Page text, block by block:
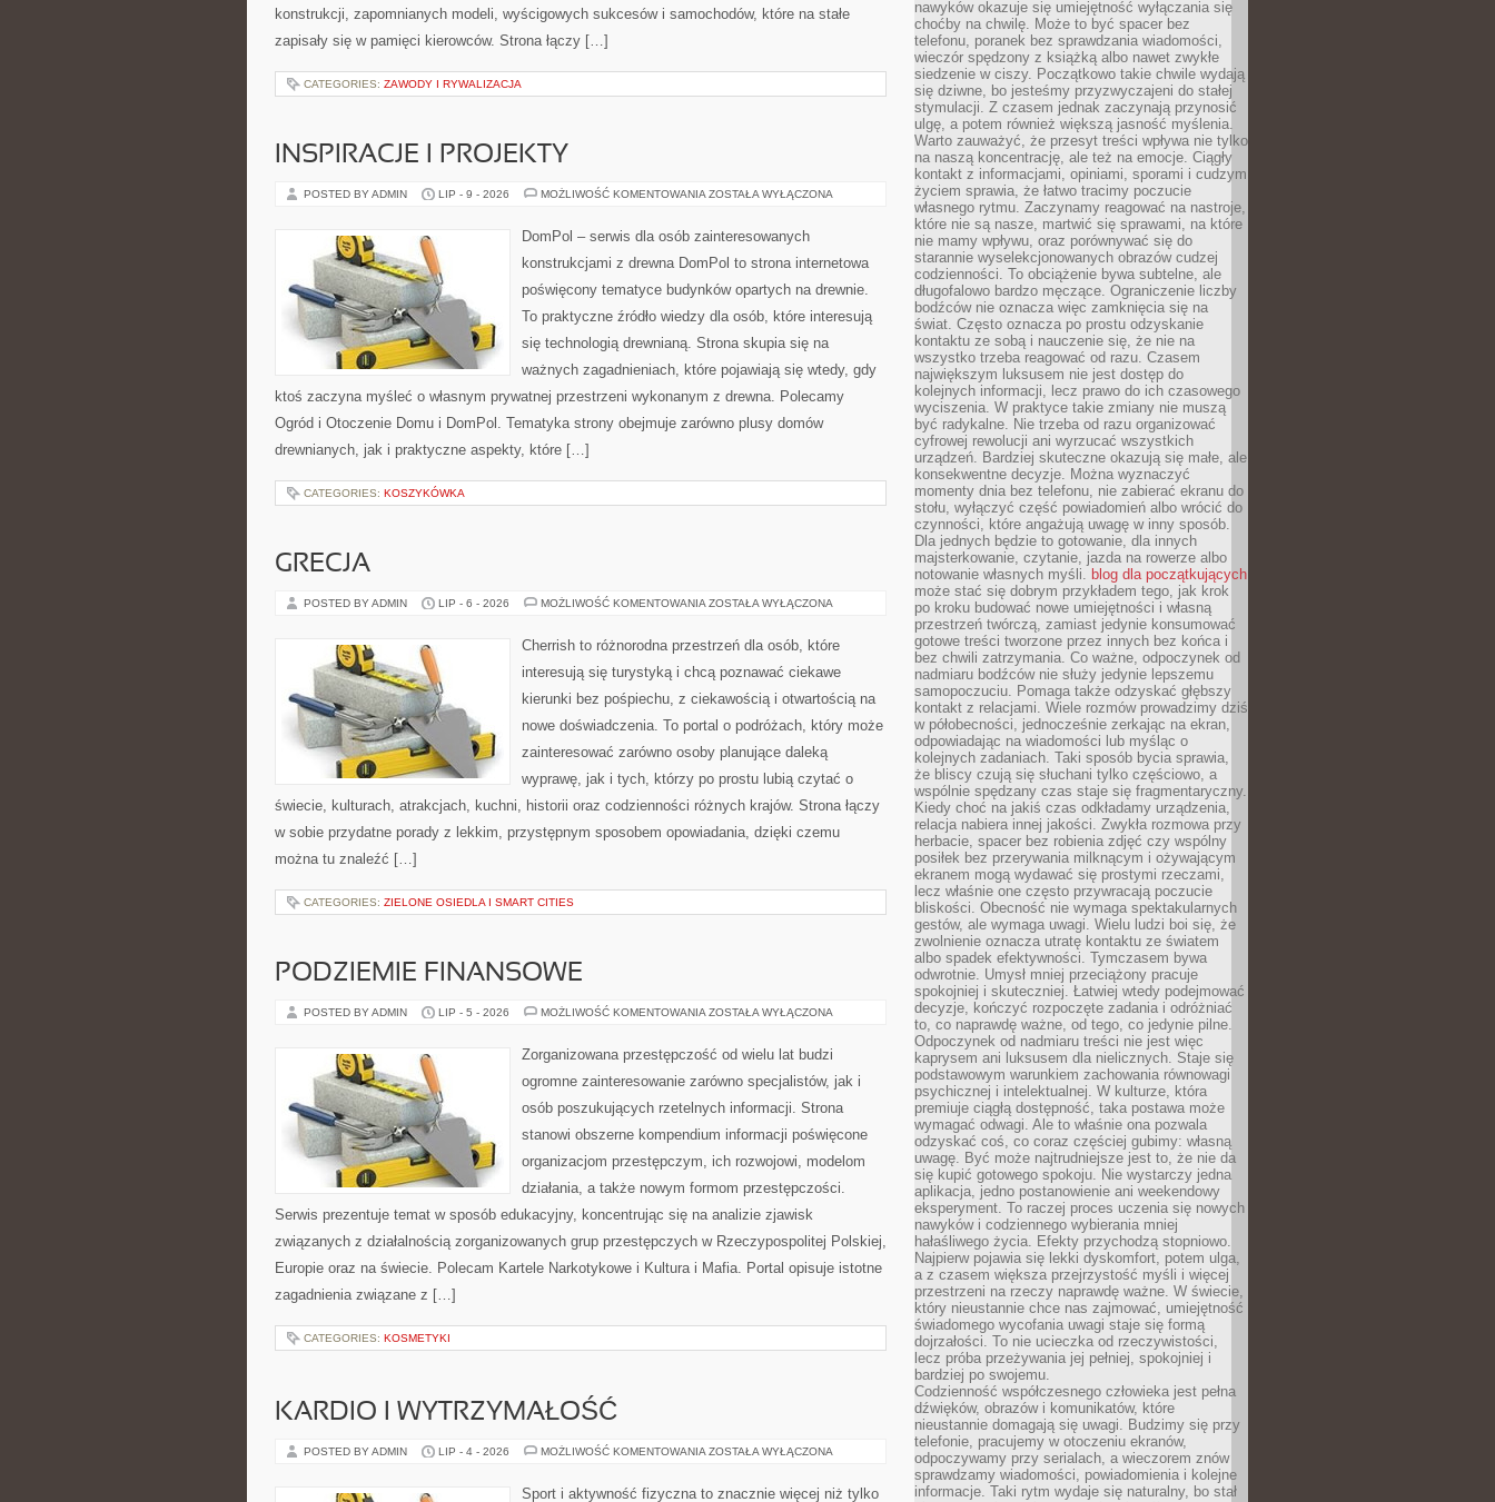
konstrukcji, zapomnianych modeli, wyścigowych sukcesów i samochodów, które na stałe
zapisały się w pamięci kierowców. Strona łączy […]
CATEGORIES: ZAWODY I RYWALIZACJA
INSPIRACJE I PROJEKTY
POSTED BY ADMIN LIP - 9 - 2026 MOŻLIWOŚĆ KOMENTOWANIA INSPIRACJE
ZOSTAŁA WYŁĄCZONA
DomPol – serwis dla osób zainteresowanych
konstrukcjami z drewna DomPol to strona internetowa
poświęcony tematyce budynków opartych na drewnie.
To praktyczne źródło wiedzy dla osób, które interesują
się technologią drewnianą. Strona skupia się na
ważnych zagadnieniach, które pojawiają się wtedy, gdy
ktoś zaczyna myśleć o własnym prywatnej przestrzeni wykonanym z drewna. Polecamy
Ogród i Otoczenie Domu i DomPol. Tematyka strony obejmuje zarówno plusy domów
drewnianych, jak i praktyczne aspekty, które […]
CATEGORIES: KOSZYKÓWKA
GRECJA
POSTED BY ADMIN LIP - 6 - 2026 MOŻLIWOŚĆ KOMENTOWANIA GRECJA
ZOSTAŁA WYŁĄCZONA
Cherrish to różnorodna przestrzeń dla osób, które
interesują się turystyką i chcą poznawać ciekawe
kierunki bez pośpiechu, z ciekawością i otwartością na
nowe doświadczenia. To portal o podróżach, który może
zainteresować zarówno osoby planujące daleką
wyprawę, jak i tych, którzy po prostu lubią czytać o
świecie, kulturach, atrakcjach, kuchni, historii oraz codzienności różnych krajów. Strona łączy
w sobie przydatne porady z lekkim, przystępnym sposobem opowiadania, dzięki czemu
można tu znaleźć […]
CATEGORIES: ZIELONE OSIEDLA I SMART CITIES
PODZIEMIE FINANSOWE
POSTED BY ADMIN LIP - 5 - 2026 MOŻLIWOŚĆ KOMENTOWANIA PODZIEMIE
ZOSTAŁA WYŁĄCZONA
Zorganizowana przestępczość od wielu lat budzi
ogromne zainteresowanie zarówno specjalistów, jak i
osób poszukujących rzetelnych informacji. Strona
stanowi obszerne kompendium informacji poświęcone
organizacjom przestępczym, ich rozwojowi, modelom
działania, a także nowym formom przestępczości.
Serwis prezentuje temat w sposób edukacyjny, koncentrując się na analizie zjawisk
związanych z działalnością zorganizowanych grup przestępczych w Rzeczypospolitej Polskiej,
Europie oraz na świecie. Polecam Kartele Narkotykowe i Kultura i Mafia. Portal opisuje istotne
zagadnienia związane z […]
CATEGORIES: KOSMETYKI
KARDIO I WYTRZYMAŁOŚĆ
POSTED BY ADMIN LIP - 4 - 2026 MOŻLIWOŚĆ KOMENTOWANIA KARDIO
ZOSTAŁA WYŁĄCZONA
Sport i aktywność fizyczna to znacznie więcej niż tylko
nawyków okazuje się umiejętność wyłączania się
choćby na chwilę. Może to być spacer bez
telefonu, poranek bez sprawdzania wiadomości,
wieczór spędzony z książką albo nawet zwykłe
siedzenie w ciszy. Początkowo takie chwile wydają
się dziwne, bo jesteśmy przyzwyczajeni do stałej
stymulacji. Z czasem jednak zaczynają przynosić
ulgę, a potem również większą jasność myślenia.
Warto zauważyć, że przesyt treści wpływa nie tylko
na naszą koncentrację, ale też na emocje. Ciągły
kontakt z informacjami, opiniami, sporami i cudzym
życiem sprawia, że łatwo tracimy poczucie
własnego rytmu. Zaczynamy reagować na nastroje,
które nie są nasze, martwić się sprawami, na które
nie mamy wpływu, oraz porównywać się do
starannie wyselekcjonowanych obrazów cudzej
codzienności. To obciążenie bywa subtelne, ale
długofalowo bardzo męczące. Ograniczenie liczby
bodźców nie oznacza więc zamknięcia się na
świat. Często oznacza po prostu odzyskanie
kontaktu ze sobą i nauczenie się, że nie na
wszystko trzeba reagować od razu. Czasem
największym luksusem nie jest dostęp do
kolejnych informacji, lecz prawo do ich czasowego
wyciszenia. W praktyce takie zmiany nie muszą
być radykalne. Nie trzeba od razu organizować
cyfrowej rewolucji ani wyrzucać wszystkich
urządzeń. Bardziej skuteczne okazują się małe, ale
konsekwentne decyzje. Można wyznaczyć
momenty dnia bez telefonu, nie zabierać ekranu do
stołu, wyłączyć część powiadomień albo wrócić do
czynności, które angażują uwagę w inny sposób.
Dla jednych będzie to gotowanie, dla innych
majsterkowanie, czytanie, jazda na rowerze albo
notowanie własnych myśli. blog dla początkujących
może stać się dobrym przykładem tego, jak krok
po kroku budować nowe umiejętności i własną
przestrzeń twórczą, zamiast jedynie konsumować
gotowe treści tworzone przez innych bez końca i
bez chwili zatrzymania. Co ważne, odpoczynek od
nadmiaru bodźców nie służy jedynie lepszemu
samopoczuciu. Pomaga także odzyskać głębszy
kontakt z relacjami. Wiele rozmów prowadzimy dziś
w półobecności, jednocześnie zerkając na ekran,
odpowiadając na wiadomości lub myśląc o
kolejnych zadaniach. Taki sposób bycia sprawia,
że bliscy czują się słuchani tylko częściowo, a
wspólnie spędzany czas staje się fragmentaryczny.
Kiedy choć na jakiś czas odkładamy urządzenia,
relacja nabiera innej jakości. Zwykła rozmowa przy
herbacie, spacer bez robienia zdjęć czy wspólny
posiłek bez przerywania milknącym i ożywającym
ekranem mogą wydawać się prostymi rzeczami,
lecz właśnie one często przywracają poczucie
bliskości. Obecność nie wymaga spektakularnych
gestów, ale wymaga uwagi. Wielu ludzi boi się, że
zwolnienie oznacza utratę kontaktu ze światem
albo spadek efektywności. Tymczasem bywa
odwrotnie. Umysł mniej przeciążony pracuje
spokojniej i skuteczniej. Łatwiej wtedy podejmować
decyzje, kończyć rozpoczęte zadania i odróżniać
to, co naprawdę ważne, od tego, co jedynie pilne.
Odpoczynek od nadmiaru treści nie jest więc
kaprysem ani luksusem dla nielicznych. Staje się
podstawowym warunkiem zachowania równowagi
psychicznej i intelektualnej. W kulturze, która
premiuje ciągłą dostępność, taka postawa może
wymagać odwagi. Ale to właśnie ona pozwala
odzyskać coś, co coraz częściej gubimy: własną
uwagę. Być może najtrudniejsze jest to, że nie da
się kupić gotowego spokoju. Nie wystarczy jedna
aplikacja, jedno postanowienie ani weekendowy
eksperyment. To raczej proces uczenia się nowych
nawyków i codziennego wybierania mniej
hałaśliwego życia. Efekty przychodzą stopniowo.
Najpierw pojawia się lekki dyskomfort, potem ulga,
a z czasem większa przejrzystość myśli i więcej
przestrzeni na rzeczy naprawdę ważne. W świecie,
który nieustannie chce nas zajmować, umiejętność
świadomego wycofania uwagi staje się formą
dojrzałości. To nie ucieczka od rzeczywistości,
lecz próba przeżywania jej pełniej, spokojniej i
bardziej po swojemu.
Codzienność współczesnego człowieka jest pełna
dźwięków, obrazów i komunikatów, które
nieustannie domagają się uwagi. Budzimy się przy
telefonie, pracujemy w otoczeniu ekranów,
odpoczywamy przy serialach, a wieczorem znów
sprawdzamy wiadomości, powiadomienia i kolejne
informacje. Taki rytm wydaje się naturalny, bo stał